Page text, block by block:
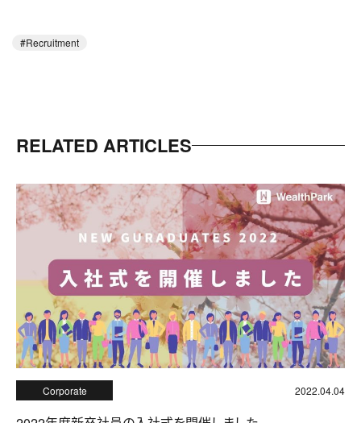
Recruitment
RELATED ARTICLES
Corporate 2022.04.04